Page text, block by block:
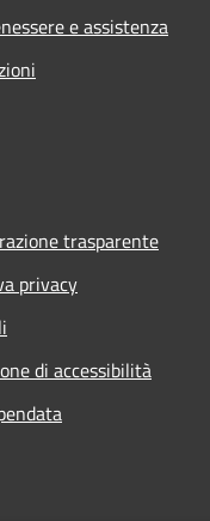
e assistenza
trasparente
privacy
di accessibilità